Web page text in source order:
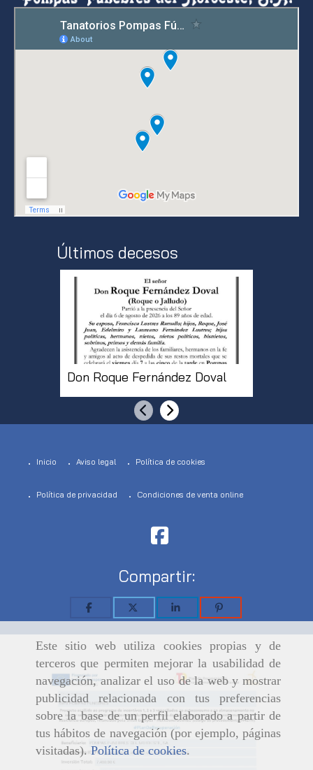
Este sitio web utiliza cookies propias y de
terceros que permiten mejorar la usabilidad de
navegación, analizar el uso de la web y mostrar
publicidad relacionada con tus preferencias
sobre la base de un perfil elaborado a partir de
tus hábitos de navegación (por ejemplo, páginas
visitadas).Política de cookies.
Últimos decesos
Don Roque Fernández Doval
AnteriorSiguiente
Inicio Aviso legal Política de cookies
Política de privacidad Condiciones de venta online
Compartir: